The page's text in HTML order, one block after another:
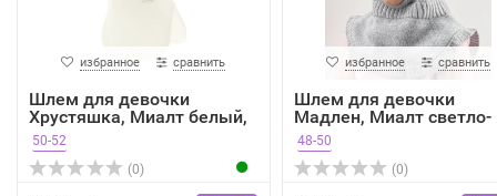
избранное сравнить
Шлем для девочки
Хрустяшка, Миалт белый,
ве...
50-52
(0)
избранное сравнить
Шлем для девочки
Мадлен, Миалт светло-
серый...
48-50
(0)